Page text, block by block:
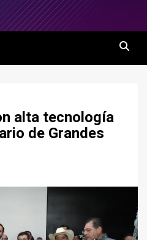
alta tecnología
de Grandes